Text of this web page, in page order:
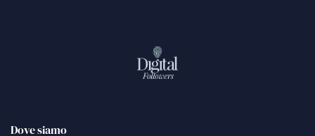
Dove siamo